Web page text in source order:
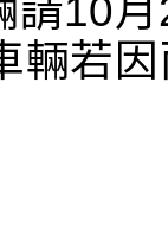
請10
輛若